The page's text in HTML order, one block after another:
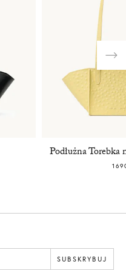
Podłużna
SUBSKRYBUJ